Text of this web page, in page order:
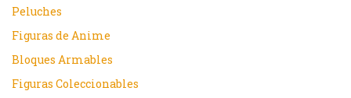
Peluches
Figuras de Anime
Bloques Armables
Figuras Coleccionables